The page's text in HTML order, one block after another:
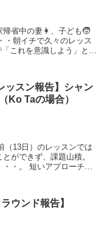
省中の妻👩、子ども🧒
ッスン報告】シャン
Ko Taの場合）
ができず、課題山積。
ローチに
ウンド報告】